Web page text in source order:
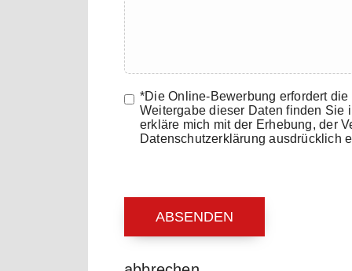
*Die Online-Bewerbung erfordert
Weitergabe dieser Daten finden
erkläre mich mit der Erhebung, der
Datenschutzerklärung ausdrücklich
ABSENDEN